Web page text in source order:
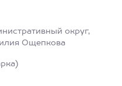
округ,
Ощепкова